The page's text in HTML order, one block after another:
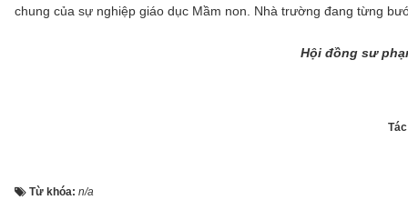
chung của sự nghiệp giáo dục Mầm non. Nhà trường đang từng
Hội đồng sư
Từ khóa: n/a